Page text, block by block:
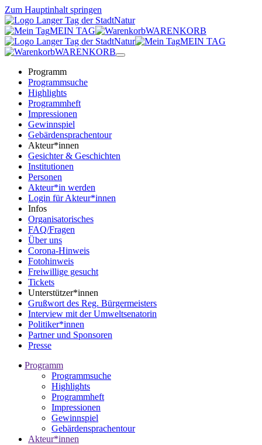
Zum Hauptinhalt springen
MEIN TAG
WARENKORB
MEIN TAG
WARENKORB
Programm
Programmsuche
Highlights
Programmheft
Impressionen
Gewinnspiel
Gebärdensprachentour
Akteur*innen
Gesichter & Geschichten
Institutionen
Personen
Akteur*in werden
Login für Akteur*innen
Infos
Organisatorisches
FAQ/Fragen
Über uns
Corona-Hinweis
Fotohinweis
Freiwillige gesucht
Tickets
Unterstützer*innen
Grußwort des Reg. Bürgermeisters
Interview mit der Umweltsenatorin
Politiker*innen
Partner und Sponsoren
Presse
Programm
Programmsuche
Highlights
Programmheft
Impressionen
Gewinnspiel
Gebärdensprachentour
Akteur*innen